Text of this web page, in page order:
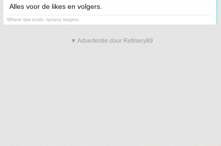
Alles voor de likes en volgers.
Where law ends, tyrrany begins.
▼ Advertentie door Refinery89